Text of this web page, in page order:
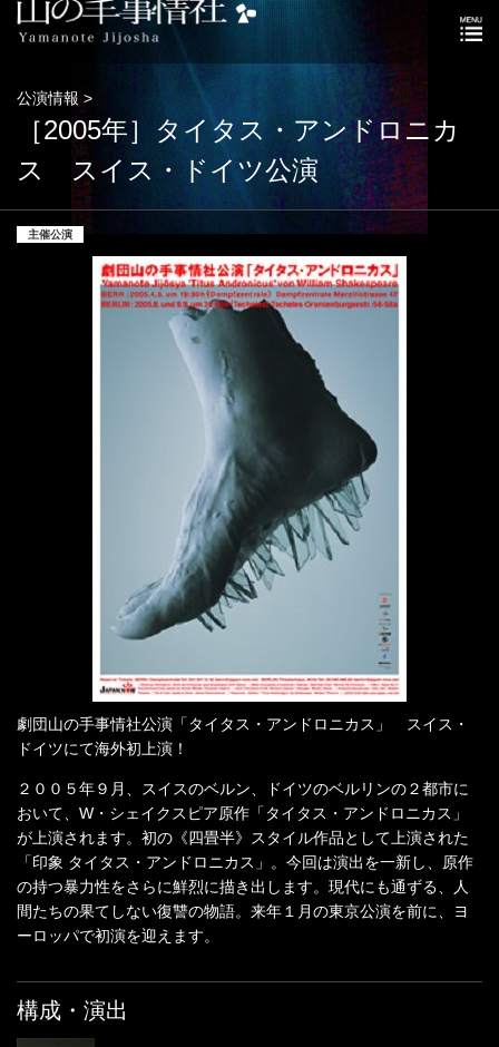
公演情報 >
［2005年］タイタス・アンドロニカ
ス スイス・ドイツ公演
主催公演
劇団山の手事情社公演「タイタス・アンドロニカス」 スイス・
ドイツにて海外初上演！
２００５年９月、スイスのベルン、ドイツのベルリンの２都市に
おいて、W・シェイクスピア原作「タイタス・アンドロニカス」
が上演されます。初の《四畳半》スタイル作品として上演された
「印象 タイタス・アンドロニカス」。今回は演出を一新し、原作
の持つ暴力性をさらに鮮烈に描き出します。現代にも通ずる、人
間たちの果てしない復讐の物語。来年１月の東京公演を前に、ヨ
ーロッパで初演を迎えます。
構成・演出